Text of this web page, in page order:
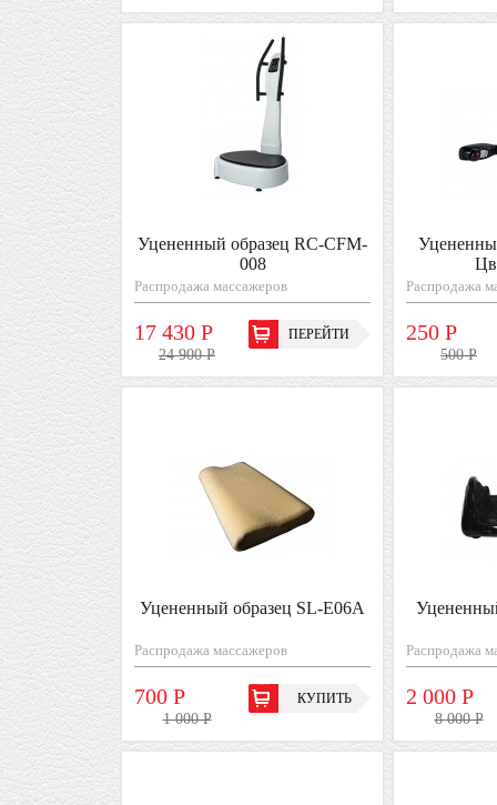
Уцененный образец RC-CFM-
008
Распродажа массажеров
24 900 Р
17 430 Р ПЕРЕЙТИ
Распродажа
500 Р
250 Р
Уцененный образец SL-Е06A
Распродажа массажеров
1 000 Р
700 Р КУПИТЬ
Распродажа
8 000 Р
2 000 Р